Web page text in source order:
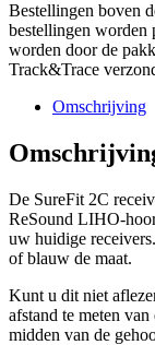
Bestellingen boven
bestellingen worden
worden door de
Track&Trace
Omschrijving
De SureFit 2C
ReSound LIHO-
uw huidige
of blauw de maat.
Kunt u dit niet
afstand te meten
midden van de